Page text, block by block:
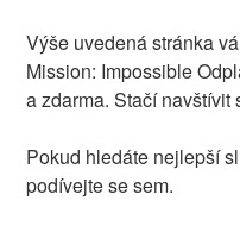
Výše uvedená stránka
Mission: Impossible
a zdarma. Stačí navštívit
Pokud hledáte nejlepší
podívejte se sem.